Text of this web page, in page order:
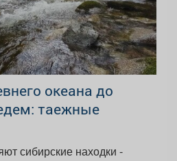
океана до
таежные
сибирские находки -